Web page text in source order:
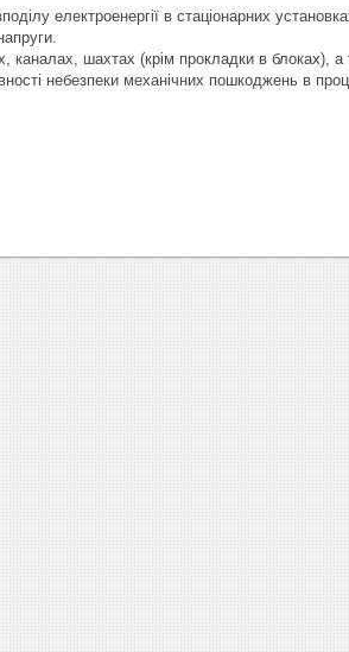
електроенергії в стаціонарних
шахтах (крім прокладки в блоках), а
небезпеки механічних пошкоджень в